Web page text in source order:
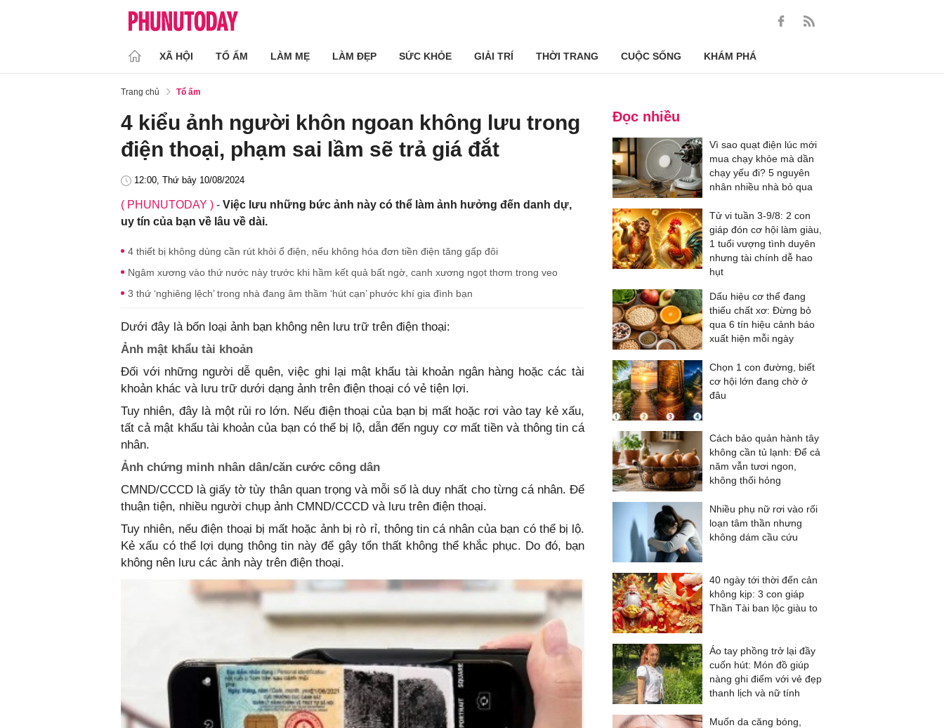
XÃ HỘI TỔ ẤM LÀM MẸ LÀM ĐẸP SỨC KHỎE GIẢI TRÍ THỜI TRANG CUỘC SỐNG KHÁM PHÁ
Trang chủ Tổ ấm
4 kiểu ảnh người khôn ngoan không lưu trong
điện thoại, phạm sai lầm sẽ trả giá đắt
12:00, Thứ bảy 10/08/2024
( PHUNUTODAY ) - Việc lưu những bức ảnh này có thể làm ảnh hưởng đến danh dự,
uy tín của bạn về lâu về dài.
4 thiết bị không dùng cần rút khỏi ổ điện, nếu không hóa đơn tiền điện tăng gấp đôi
Ngâm xương vào thứ nước này trước khi hầm kết quả bất ngờ, canh xương ngọt thơm trong veo
3 thứ ‘nghiêng lệch’ trong nhà đang âm thầm ‘hút cạn’ phước khí gia đình bạn
Dưới đây là bốn loại ảnh bạn không nên lưu trữ trên điện thoại:
Ảnh mật khẩu tài khoản
Đối với những người dễ quên, việc ghi lại mật khẩu tài khoản ngân hàng hoặc các tài
khoản khác và lưu trữ dưới dạng ảnh trên điện thoại có vẻ tiện lợi.
Tuy nhiên, đây là một rủi ro lớn. Nếu điện thoại của bạn bị mất hoặc rơi vào tay kẻ xấu,
tất cả mật khẩu tài khoản của bạn có thể bị lộ, dẫn đến nguy cơ mất tiền và thông tin cá
nhân.
Ảnh chứng minh nhân dân/căn cước công dân
CMND/CCCD là giấy tờ tùy thân quan trọng và mỗi số là duy nhất cho từng cá nhân. Để
thuận tiện, nhiều người chụp ảnh CMND/CCCD và lưu trên điện thoại.
Tuy nhiên, nếu điện thoại bị mất hoặc ảnh bị rò rỉ, thông tin cá nhân của bạn có thể bị lộ.
Kẻ xấu có thể lợi dụng thông tin này để gây tổn thất không thể khắc phục. Do đó, bạn
không nên lưu các ảnh này trên điện thoại.
Đọc nhiều
Vì sao quạt điện lúc mới
mua chạy khỏe mà dần
chạy yếu đi? 5 nguyên
nhân nhiều nhà bỏ qua
Tử vi tuần 3-9/8: 2 con
giáp đón cơ hội làm giàu,
1 tuổi vượng tình duyên
nhưng tài chính dễ hao
hụt
Dấu hiệu cơ thể đang
thiếu chất xơ: Đừng bỏ
qua 6 tín hiệu cảnh báo
xuất hiện mỗi ngày
Chọn 1 con đường, biết
cơ hội lớn đang chờ ở
đâu
Cách bảo quản hành tây
không cần tủ lạnh: Để cả
năm vẫn tươi ngon,
không thối hỏng
Nhiều phụ nữ rơi vào rối
loạn tâm thần nhưng
không dám cầu cứu
40 ngày tới thời đến cản
không kịp: 3 con giáp
Thần Tài ban lộc giàu to
Áo tay phồng trở lại đầy
cuốn hút: Món đồ giúp
nàng ghi điểm với vẻ đẹp
thanh lịch và nữ tính
Muốn da căng bóng,